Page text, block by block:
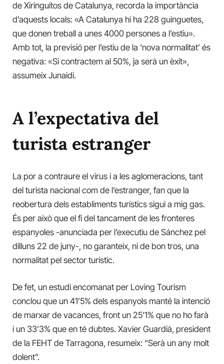
de Xiringuitos de Catalunya, recorda la importància
d’aquests locals: «A Catalunya hi ha 228 guinguetes,
que donen treball a unes 4000 persones a l’estiu».
Amb tot, la previsió per l’estiu de la ‘nova normalitat’ és
negativa: «Si contractem al 50%, ja serà un èxit»,
assumeix Junaidi.
A l’expectativa del
turista estranger
La por a contraure el virus i a les aglomeracions, tant
del turista nacional com de l’estranger, fan que la
reobertura dels establiments turístics sigui a mig gas.
És per això que el fi del tancament de les fronteres
espanyoles -anunciada per l’executiu de Sánchez pel
dilluns 22 de juny-, no garanteix, ni de bon tros, una
normalitat pel sector turístic.
De fet, un estudi encomanat per Loving Tourism
conclou que un 41’5% dels espanyols manté la intenció
de marxar de vacances, front un 25’1% que no ho farà
i un 33’3% que en té dubtes. Xavier Guardià, president
de la FEHT de Tarragona, resumeix: “Serà un any molt
dolent”.